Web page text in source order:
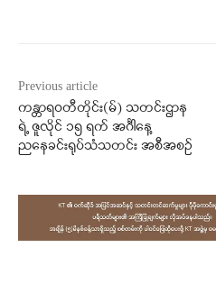
Previous article
ကန္တာရဝတီတိုင်း(မ်) သတင်းဌာန
ရဲ့ ဇူလိုင် ၁၅ ရက် အင်္ဂါနေ့
ညနေခင်းရုပ်သံသတင်း အစီအစဉ်